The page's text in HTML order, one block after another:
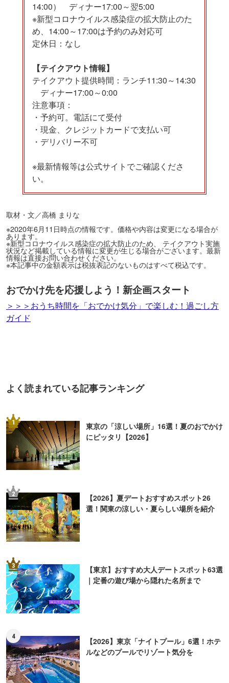
14:00） ディナー17:00～翌5:00
※新型コロナウイルス感染症の拡大防止のた
め、14:00～17:00は予約のみ対応可
定休日：なし
【テイクアウト情報】
テイクアウト提供時間：ランチ11:30～14:30
ディナー17:00～0:00
注意事項：
・予約可。電話にて受付
・現金、クレジットカードで支払い可
・デリバリー不可
※最新情報等は公式サイトでご確認くださ
い。
取材・文／高橋 まりな
※2020年6月11日時点の情報です。価格や内容は変更になる場合が
あります。
※新型コロナウイルス感染症の拡大防止のため、 テイクアウト実施
状況など掲載している情報に変更が生じる場合がございます。最新
情報は直接お問い合わせください。
※本記事中の金額表示は税抜表記のないものはすべて税込です。
おでかけ先を応援しよう！新企画スタート
＞＞＞おうち時間を「おでかけ気分」で楽しむ！過ごし方
ガイド
よく読まれている記事ランキング
1
東京の「涼しい場所」16選！夏のおでかけ
にピッタリ【2026】
2
【2026】夏デートおすすめスポット26
選！関東の涼しい・夏らしい場所を紹介
3
【東京】おすすめ大人デートスポット63選
｜定番の遊び場から隠れた名所まで
4
【2026】東京「ナイトプール」6選！ホテ
ルなどのプールでリゾート気分を